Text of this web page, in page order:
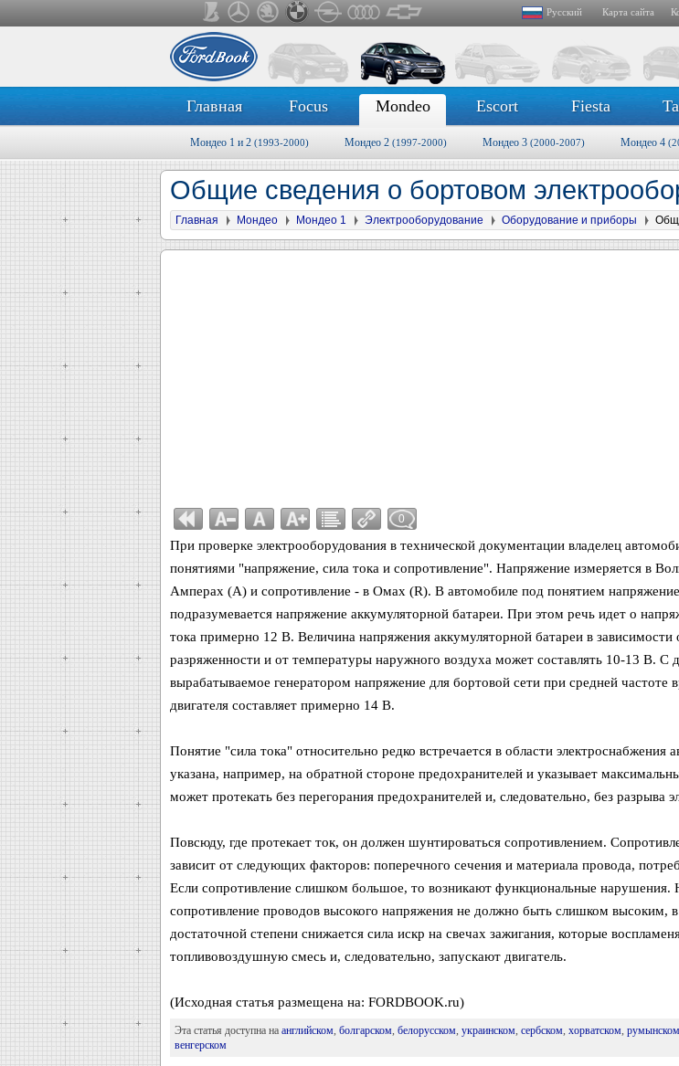
Русский Карта сайта
Главная Focus Mondeo Escort Fiesta
Мондео 1 и 2 (1993-2000) Мондео 2 (1997-2000) Мондео 3 (2000-2007) Мондео 4
Общие сведения о бортовом
Главная Мондео Мондео 1 Электрооборудование Оборудование и приборы
0
При проверке электрооборудования в технической документации владелец
понятиями "напряжение, сила тока и сопротивление". Напряжение измеряется в
Амперах (А) и сопротивление - в Омах (R). В автомобиле под понятием
подразумевается напряжение аккумуляторной батареи. При этом речь идет о
тока примерно 12 В. Величина напряжения аккумуляторной батареи в зависимости
разряженности и от температуры наружного воздуха может составлять 10-13 В. С
вырабатываемое генератором напряжение для бортовой сети при средней частоте
двигателя составляет примерно 14 В.
Понятие "сила тока" относительно редко встречается в области электроснабжения
указана, например, на обратной стороне предохранителей и указывает
может протекать без перегорания предохранителей и, следовательно, без разрыва
Повсюду, где протекает ток, он должен шунтироваться сопротивлением.
зависит от следующих факторов: поперечного сечения и материала провода,
Если сопротивление слишком большое, то возникают функциональные нарушения.
сопротивление проводов высокого напряжения не должно быть слишком высоким,
достаточной степени снижается сила искр на свечах зажигания, которые
топливовоздушную смесь и, следовательно, запускают двигатель.
(Исходная статья размещена на: FORDBOOK.ru)
Эта статья доступна на английском, болгарском, белорусском, украинском, сербском, хорватском, румынском
венгерском